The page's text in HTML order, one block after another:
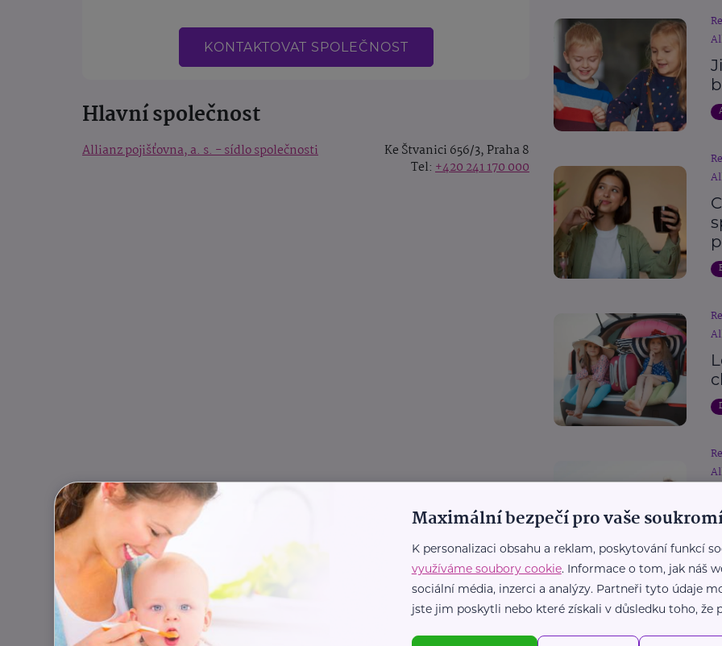
KONTAKTOVAT SPOLEČNOST
Hlavní společnost
Allianz pojišťovna, a. s. - sídlo společnosti
Ke Štvanici 656/3, Praha 8
Tel: +420 241 170 000
Maximální bezpečí pro vaše
K personalizaci obsahu a reklam, poskytování funkcí
využíváme soubory cookie. Informace o tom, jak náš
sociální média, inzerci a analýzy. Partneři tyto údaje
jste jim poskytli nebo které získali v důsledku toho, že